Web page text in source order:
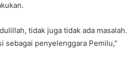
tidak juga tidak ada masalah.
sebagai penyelenggara Pemilu,”